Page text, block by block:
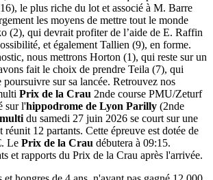
le plus riche du lot et associé à M. Barre
les moyens de mettre tout le monde
(2), qui devrait profiter de l’aide de E. Raffin
et également Tallien (9), en forme.
nous mettrons Horton (1), qui reste sur un
fait le choix de prendre Teila (7), qui
poursuivre sur sa lancée. Retrouvez nos
Prix de la Crau 2nde course PMU/Zeturf
sur l'hippodrome de Lyon Parilly (2nde
multi du samedi 27 juin 2026 se court sur une
réunit 12 partants. Cette épreuve est dotée de
Le Prix de la Crau débutera à 09:15.
et rapports du Prix de la Crau après l'arrivée.